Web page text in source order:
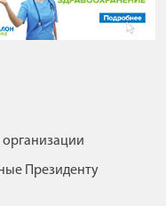
Президенту